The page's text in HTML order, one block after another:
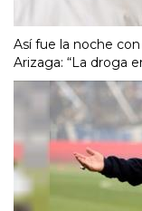
Así fue la noche
Arizaga: “La droga